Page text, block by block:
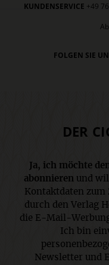
KUNDENSERVICE +49
FOLGEN SIE
DER
Ja, ich möchte
abonnieren und
Kontaktdaten
durch den Verlag
die E-Mail-
Ich bin
Newsletter und